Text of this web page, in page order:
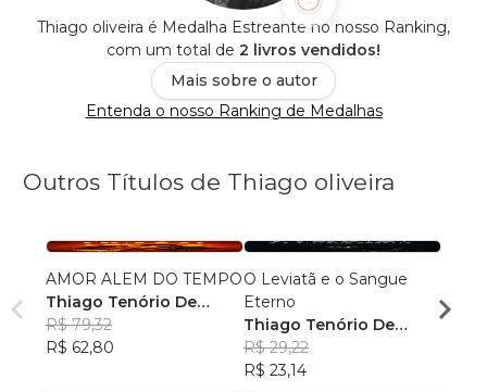
Thiago oliveira é Medalha Estreante no nosso Ranking,
com um total de 2 livros vendidos!
Mais sobre o autor
Entenda o nosso Ranking de Medalhas
Outros Títulos de Thiago oliveira
AMOR ALEM DO TEMPO
Thiago Tenório De
Oliveira
R$ 79,32
R$ 62,80
O Leviatã e o Sangue
Eterno
Thiago Tenório De
Oliveira
R$ 29,22
R$ 23,14
R$